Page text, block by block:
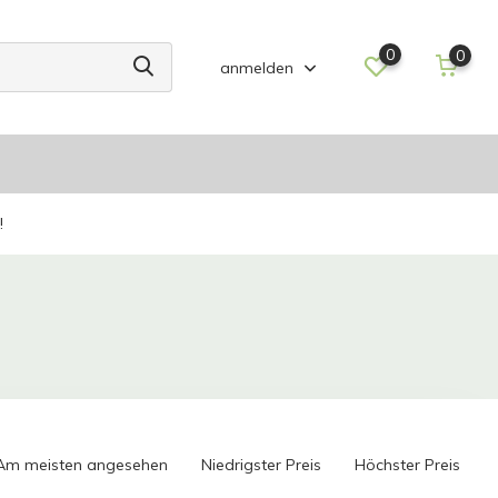
anmelden
0 0
meisten angesehen Niedrigster Preis Höchster Preis